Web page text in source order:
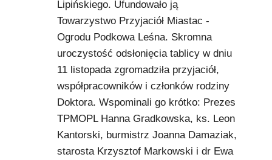
Lipińskiego. Ufundowało ją
Towarzystwo Przyjaciół Miastac -
Ogrodu Podkowa Leśna. Skromna
uroczystość odsłonięcia tablicy w dniu
11 listopada zgromadziła przyjaciół,
współpracowników i członków rodziny
Doktora. Wspominali go krótko: Prezes
TPMOPL Hanna Gradkowska, ks. Leon
Kantorski, burmistrz Joanna Damaziak,
starosta Krzysztof Markowski i dr Ewa